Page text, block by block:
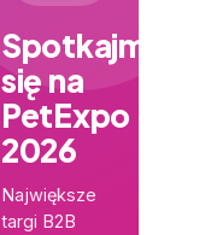
Spotkajmy
się na
PetExpo
2026
Największe
targi B2B